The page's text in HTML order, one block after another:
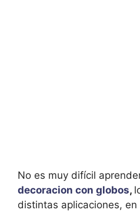
No es muy difícil
decoracion con globos,
distintas aplicaciones,